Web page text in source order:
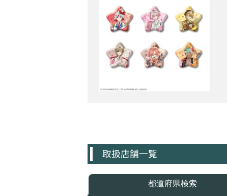
取扱店舗一覧
都道府県検索